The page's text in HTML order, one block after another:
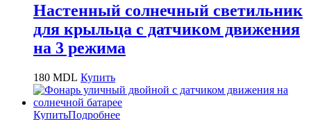
Настенный солнечный светильник
для крыльца с датчиком движения
на 3 режима
180 MDL Купить
КупитьПодробнее